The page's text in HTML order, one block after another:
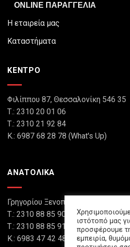
ONLINE ΠΑΡΑΓΓΕΛΙΑ
Η εταιρεία μας
Καταστήματα
ΚΕΝΤΡΟ
Φιλίππου 87, Θεσσαλονίκη 546 35
Τ.: 2310 20 01 06
Τ.: 2310 21 92 84
Κ.: 6987 68 28 78 (What's Up)
ΑΝΑΤΟΛΙΚΑ
Γρηγορίου Ξενοπούλου 8,
Τ.: 2310 88 85 90
Τ.: 2310 88 85 91
Κ.: 6983 47 42 48 (What's Up)
ιστότοπό μας
προσφέρουμε
εμπειρία,